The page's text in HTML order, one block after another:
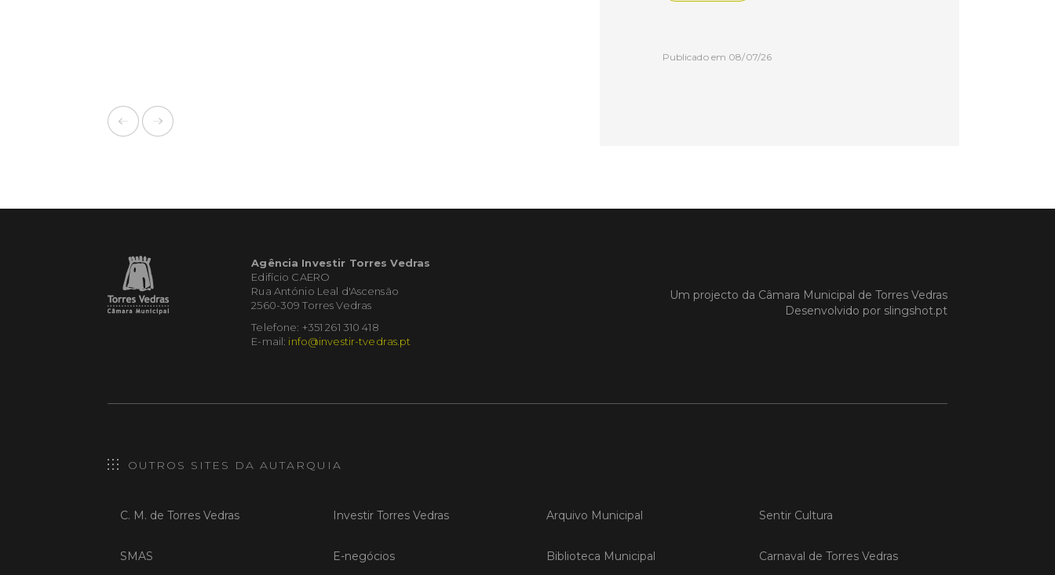
Publicado em 08/07/26
Agência Investir Torres Vedras
Edifício CAERO
Rua António Leal d'Ascensão
2560-309 Torres Vedras
Telefone: +351 261 310 418
E-mail: info@investir-tvedras.pt
Um projecto da Câmara Municipal de Torres Vedras
Desenvolvido por slingshot.pt
OUTROS SITES DA AUTARQUIA
C. M. de Torres Vedras
SMAS
Investir Torres Vedras
E-negócios
Arquivo Municipal
Biblioteca Municipal
Sentir Cultura
Carnaval de Torres Vedras